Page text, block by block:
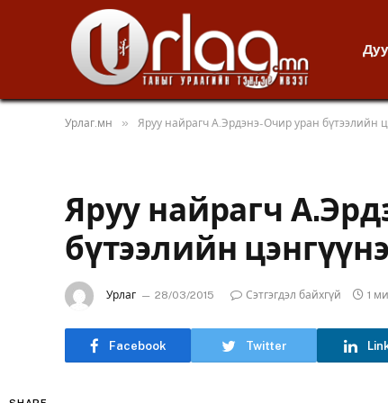
Урлаг.мн » Яруу найрагч А.Эрдэнэ-Очир уран бүтээлийн
Яруу найрагч
бүтээлийн
Урлаг 28/03/2015 Сэтгэгдэл байхгүй 1
Facebook Twitter